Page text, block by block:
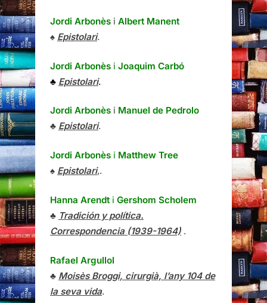
Jordi Arbonès i Albert Manent
♠ Epistolari.
Jordi Arbonès i Joaquim Carbó
♣ Epistolari.
Jordi Arbonès i Manuel de Pedrolo
♣ Epistolari.
Jordi Arbonès i Matthew Tree
♠ Epistolari,.
Hanna Arendt i Gershom Scholem
♣ Tradición y política.
Correspondencia (1939-1964) .
Rafael Argullol
♣ Moisès Broggi, cirurgià, l’any 104 de
la seva vida.